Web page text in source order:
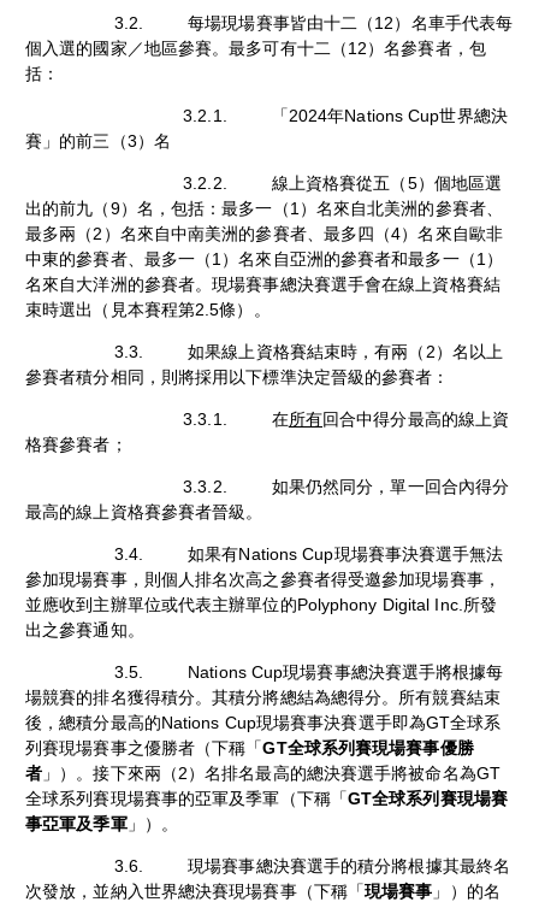
3.2. 每場現場賽事皆由十二（12）名車手代表每
個入選的國家／地區參賽。最多可有十二（12）名參賽者，包
括：
3.2.1. 「2024年Nations Cup世界總決
賽」的前三（3）名
3.2.2. 線上資格賽從五（5）個地區選
出的前九（9）名，包括：最多一（1）名來自北美洲的參賽者、
最多兩（2）名來自中南美洲的參賽者、最多四（4）名來自歐非
中東的參賽者、最多一（1）名來自亞洲的參賽者和最多一（1）
名來自大洋洲的參賽者。現場賽事總決賽選手會在線上資格賽結
束時選出（見本賽程第2.5條）。
3.3. 如果線上資格賽結束時，有兩（2）名以上
參賽者積分相同，則將採用以下標準決定晉級的參賽者：
3.3.1. 在所有回合中得分最高的線上資
格賽參賽者；
3.3.2. 如果仍然同分，單一回合內得分
最高的線上資格賽參賽者晉級。
3.4. 如果有Nations Cup現場賽事決賽選手無法
參加現場賽事，則個人排名次高之參賽者得受邀參加現場賽事，
並應收到主辦單位或代表主辦單位的Polyphony Digital Inc.所發
出之參賽通知。
3.5. Nations Cup現場賽事總決賽選手將根據每
場競賽的排名獲得積分。其積分將總結為總得分。所有競賽結束
後，總積分最高的Nations Cup現場賽事決賽選手即為GT全球系
列賽現場賽事之優勝者（下稱「GT全球系列賽現場賽事優勝
者 」）。接下來兩（2）名排名最高的總決賽選手將被命名為GT
全球系列賽現場賽事的亞軍及季軍（下稱「GT全球系列賽現場賽
事亞軍及季軍」）。
3.6. 現場賽事總決賽選手的積分將根據其最終名
次發放，並納入世界總決賽現場賽事（下稱「現場賽事 」）的名